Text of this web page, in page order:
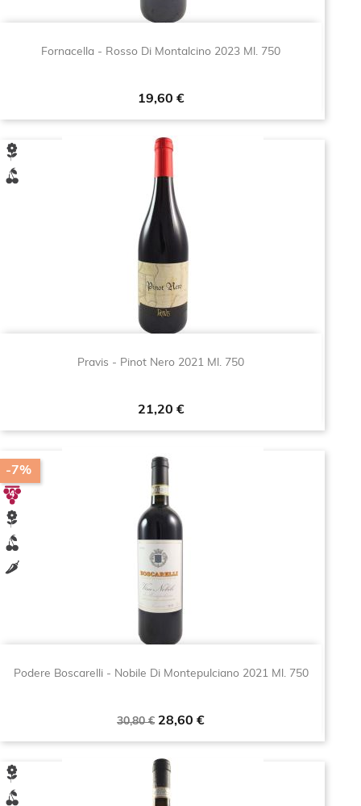
Fornacella - Rosso Di Montalcino 2023 Ml. 750
Prezzo
19,60 €
Pravis - Pinot Nero 2021 Ml. 750
Prezzo
21,20 €
Podere Boscarelli - Nobile Di Montepulciano 2021 Ml. 750
Prezzo
30,80 € Prezzo
28,60 €
-7%